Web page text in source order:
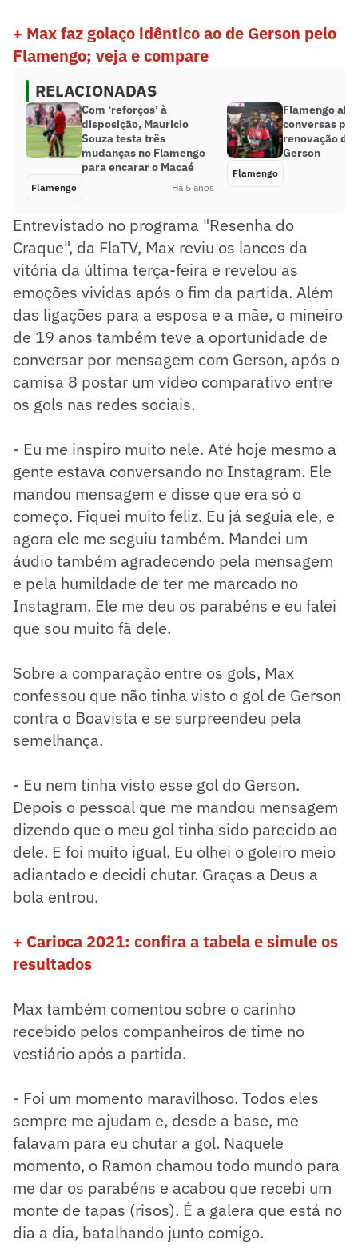
+ Max faz golaço idêntico ao de Gerson pelo
Flamengo; veja e compare
RELACIONADAS
Com ‘reforços’ à
disposição, Mauricio
Souza testa três
mudanças no Flamengo
para encarar o Macaé
Flamengo Há 5 anos
Flamengo
conversas
renovação do
Gerson
Flamengo
Entrevistado no programa "Resenha do
Craque", da FlaTV, Max reviu os lances da
vitória da última terça-feira e revelou as
emoções vividas após o fim da partida. Além
das ligações para a esposa e a mãe, o mineiro
de 19 anos também teve a oportunidade de
conversar por mensagem com Gerson, após o
camisa 8 postar um vídeo comparativo entre
os gols nas redes sociais.
- Eu me inspiro muito nele. Até hoje mesmo a
gente estava conversando no Instagram. Ele
mandou mensagem e disse que era só o
começo. Fiquei muito feliz. Eu já seguia ele, e
agora ele me seguiu também. Mandei um
áudio também agradecendo pela mensagem
e pela humildade de ter me marcado no
Instagram. Ele me deu os parabéns e eu falei
que sou muito fã dele.
Sobre a comparação entre os gols, Max
confessou que não tinha visto o gol de Gerson
contra o Boavista e se surpreendeu pela
semelhança.
- Eu nem tinha visto esse gol do Gerson.
Depois o pessoal que me mandou mensagem
dizendo que o meu gol tinha sido parecido ao
dele. E foi muito igual. Eu olhei o goleiro meio
adiantado e decidi chutar. Graças a Deus a
bola entrou.
+ Carioca 2021: confira a tabela e simule os
resultados
Max também comentou sobre o carinho
recebido pelos companheiros de time no
vestiário após a partida.
- Foi um momento maravilhoso. Todos eles
sempre me ajudam e, desde a base, me
falavam para eu chutar a gol. Naquele
momento, o Ramon chamou todo mundo para
me dar os parabéns e acabou que recebi um
monte de tapas (risos). É a galera que está no
dia a dia, batalhando junto comigo.